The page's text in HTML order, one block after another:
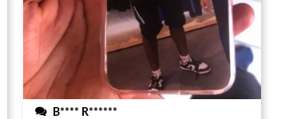
B**** R******